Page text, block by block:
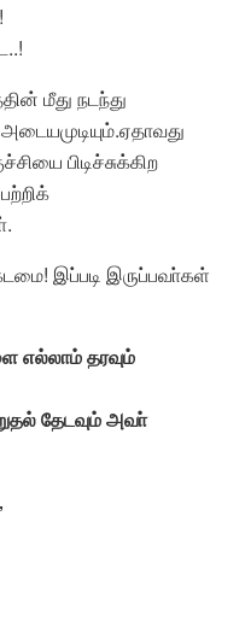
மீது நடந்து
பிடிச்சுக்கிற
இப்படி இருப்பவா்கள்
எல்லாம் தரவும்
தேடவும் அவா்